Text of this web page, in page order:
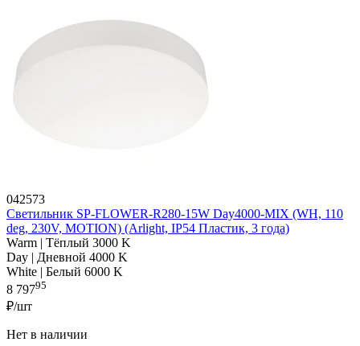
042573
Светильник SP-FLOWER-R280-15W Day4000-MIX (WH, 110
deg, 230V, MOTION) (Arlight, IP54 Пластик, 3 года)
Warm | Тёплый 3000 K
Day | Дневной 4000 K
White | Белый 6000 K
8 79795
₽/шт
Нет в наличии